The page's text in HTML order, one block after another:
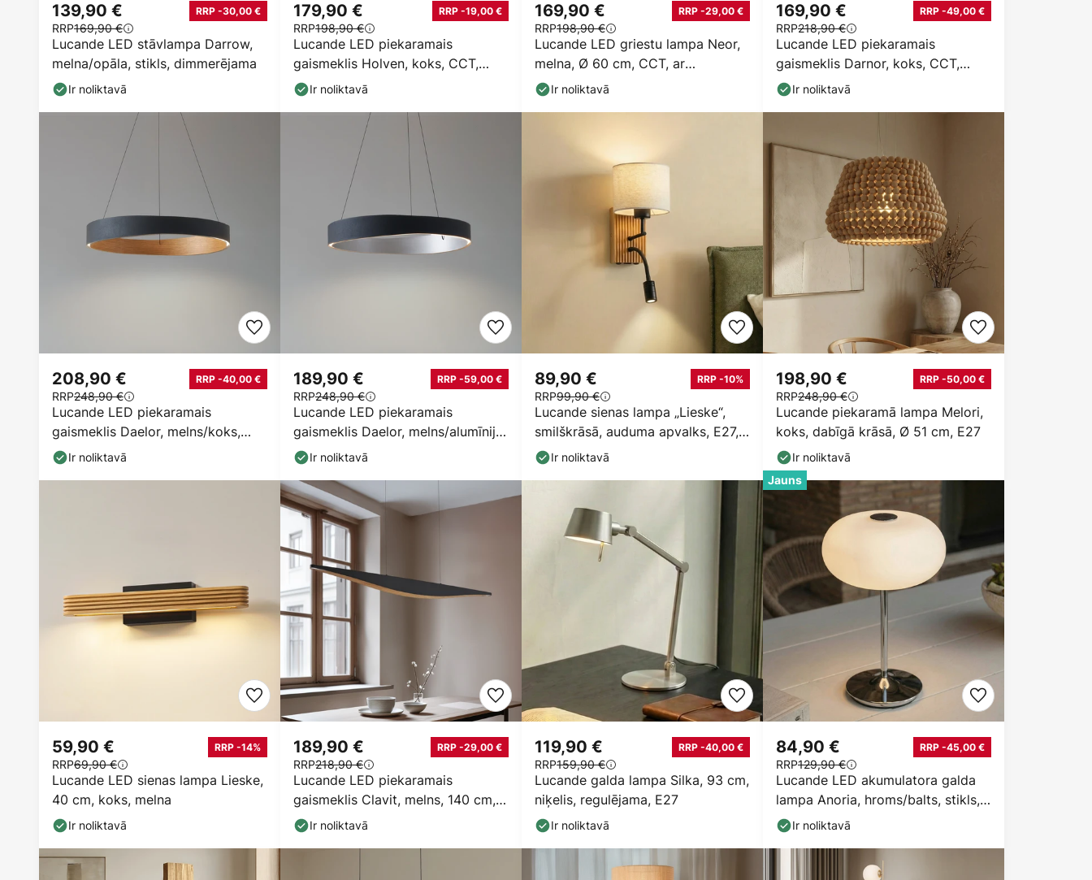
Lucande LED stāvlampa Darrow,
melna/opāla, stikls, dimmerējama
139,90 € RRP -30,00 €
RRP169,90 €
Ir noliktavā
Lucande LED piekaramais
gaismeklis Holven, koks, CCT,
garums 113 cm
179,90 € RRP -19,00 €
RRP198,90 €
Ir noliktavā
Lucande LED griestu lampa Neor,
melna, Ø 60 cm, CCT, ar
regulējamu spilgtumu
169,90 € RRP -29,00 €
RRP198,90 €
Ir noliktavā
Lucande LED piekaramais
gaismeklis Darnor, koks, CCT,
garums 100 cm
169,90 € RRP -49,00 €
RRP218,90 €
Ir noliktavā
Lucande LED piekaramais
gaismeklis Daelor, melns/koks,
CCT, dimmerējams
208,90 € RRP -40,00 €
RRP248,90 €
Ir noliktavā
Lucande LED piekaramais
gaismeklis Daelor, melns/alumīnijs,
CCT, dimmeris
189,90 € RRP -59,00 €
RRP248,90 €
Ir noliktavā
Lucande sienas lampa „Lieske“,
smilškrāsā, auduma apvalks, E27,
LED lasīšanas
89,90 € RRP -10%
RRP99,90 €
Ir noliktavā
Lucande piekaramā lampa Melori,
koks, dabīgā krāsā, Ø 51 cm, E27
198,90 € RRP -50,00 €
RRP248,90 €
Ir noliktavā
Lucande LED sienas lampa Lieske,
40 cm, koks, melna
59,90 € RRP -14%
RRP69,90 €
Ir noliktavā
Lucande LED piekaramais
gaismeklis Clavit, melns, 140 cm,
ar dimmeru
189,90 € RRP -29,00 €
RRP218,90 €
Ir noliktavā
Lucande galda lampa Silka, 93 cm,
niķelis, regulējama, E27
119,90 € RRP -40,00 €
RRP159,90 €
Ir noliktavā
Jauns
Lucande LED akumulatora galda
lampa Anoria, hroms/balts, stikls,
IP44, USB
84,90 € RRP -45,00 €
RRP129,90 €
Ir noliktavā